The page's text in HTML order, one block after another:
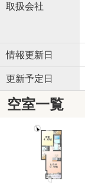
取扱会社
情報更新日
更新予定日
空室一覧